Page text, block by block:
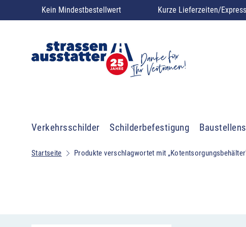
Kein Mindestbestellwert Kurze Lieferzeiten/
Verkehrsschilder Schilderbefestigung
Startseite Produkte verschlagwortet mit